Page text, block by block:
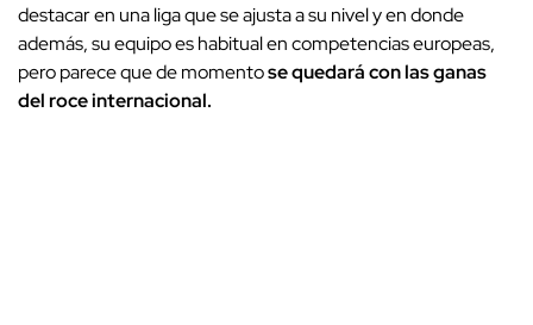
destacar en una liga que se ajusta a su nivel y en donde
además, su equipo es habitual en competencias europeas,
pero parece que de momentose quedará con las ganas
del roce internacional.